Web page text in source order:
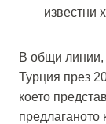
известни
В общи линии,
Турция през
което
предлаганото